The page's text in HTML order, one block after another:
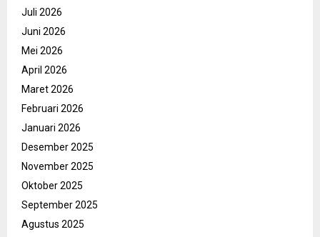
Juli 2026
Juni 2026
Mei 2026
April 2026
Maret 2026
Februari 2026
Januari 2026
Desember 2025
November 2025
Oktober 2025
September 2025
Agustus 2025